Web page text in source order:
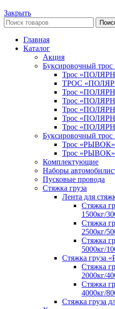
Закрыть
Главная
Каталог
Акция
Буксировочный
Трос
ТРОС
Трос
Трос
Трос
Трос
Трос
Буксировочный трос
Трос «РЫВОК»
Трос «РЫВОК»
Комплектующие
Наборы
Пусковые провода
Стяжка груза
Лента для
Стяжка
1500кг/
Стяжка
2500кг/
Стяжка
5000кг/
Стяжка груза
Стяжка
2000кг/
Стяжка
4000кг/
Стяжка груза